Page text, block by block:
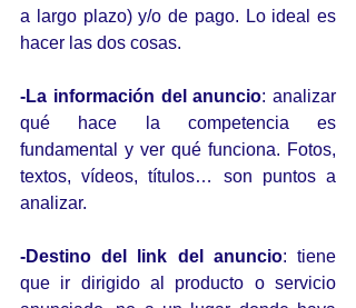
a largo plazo) y/o de pago. Lo ideal es
hacer las dos cosas.
-La información del anuncio: analizar
qué hace la competencia es
fundamental y ver qué funciona. Fotos,
textos, vídeos, títulos… son puntos a
analizar.
-Destino del link del anuncio: tiene
que ir dirigido al producto o servicio